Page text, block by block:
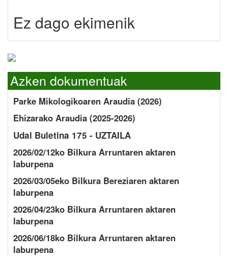
Ez dago ekimenik
Azken dokumentuak
Parke Mikologikoaren Araudia (2026)
Ehizarako Araudia (2025-2026)
Udal Buletina 175 - UZTAILA
2026/02/12ko Bilkura Arruntaren aktaren
laburpena
2026/03/05eko Bilkura Bereziaren aktaren
laburpena
2026/04/23ko Bilkura Arruntaren aktaren
laburpena
2026/06/18ko Bilkura Arruntaren aktaren
laburpena